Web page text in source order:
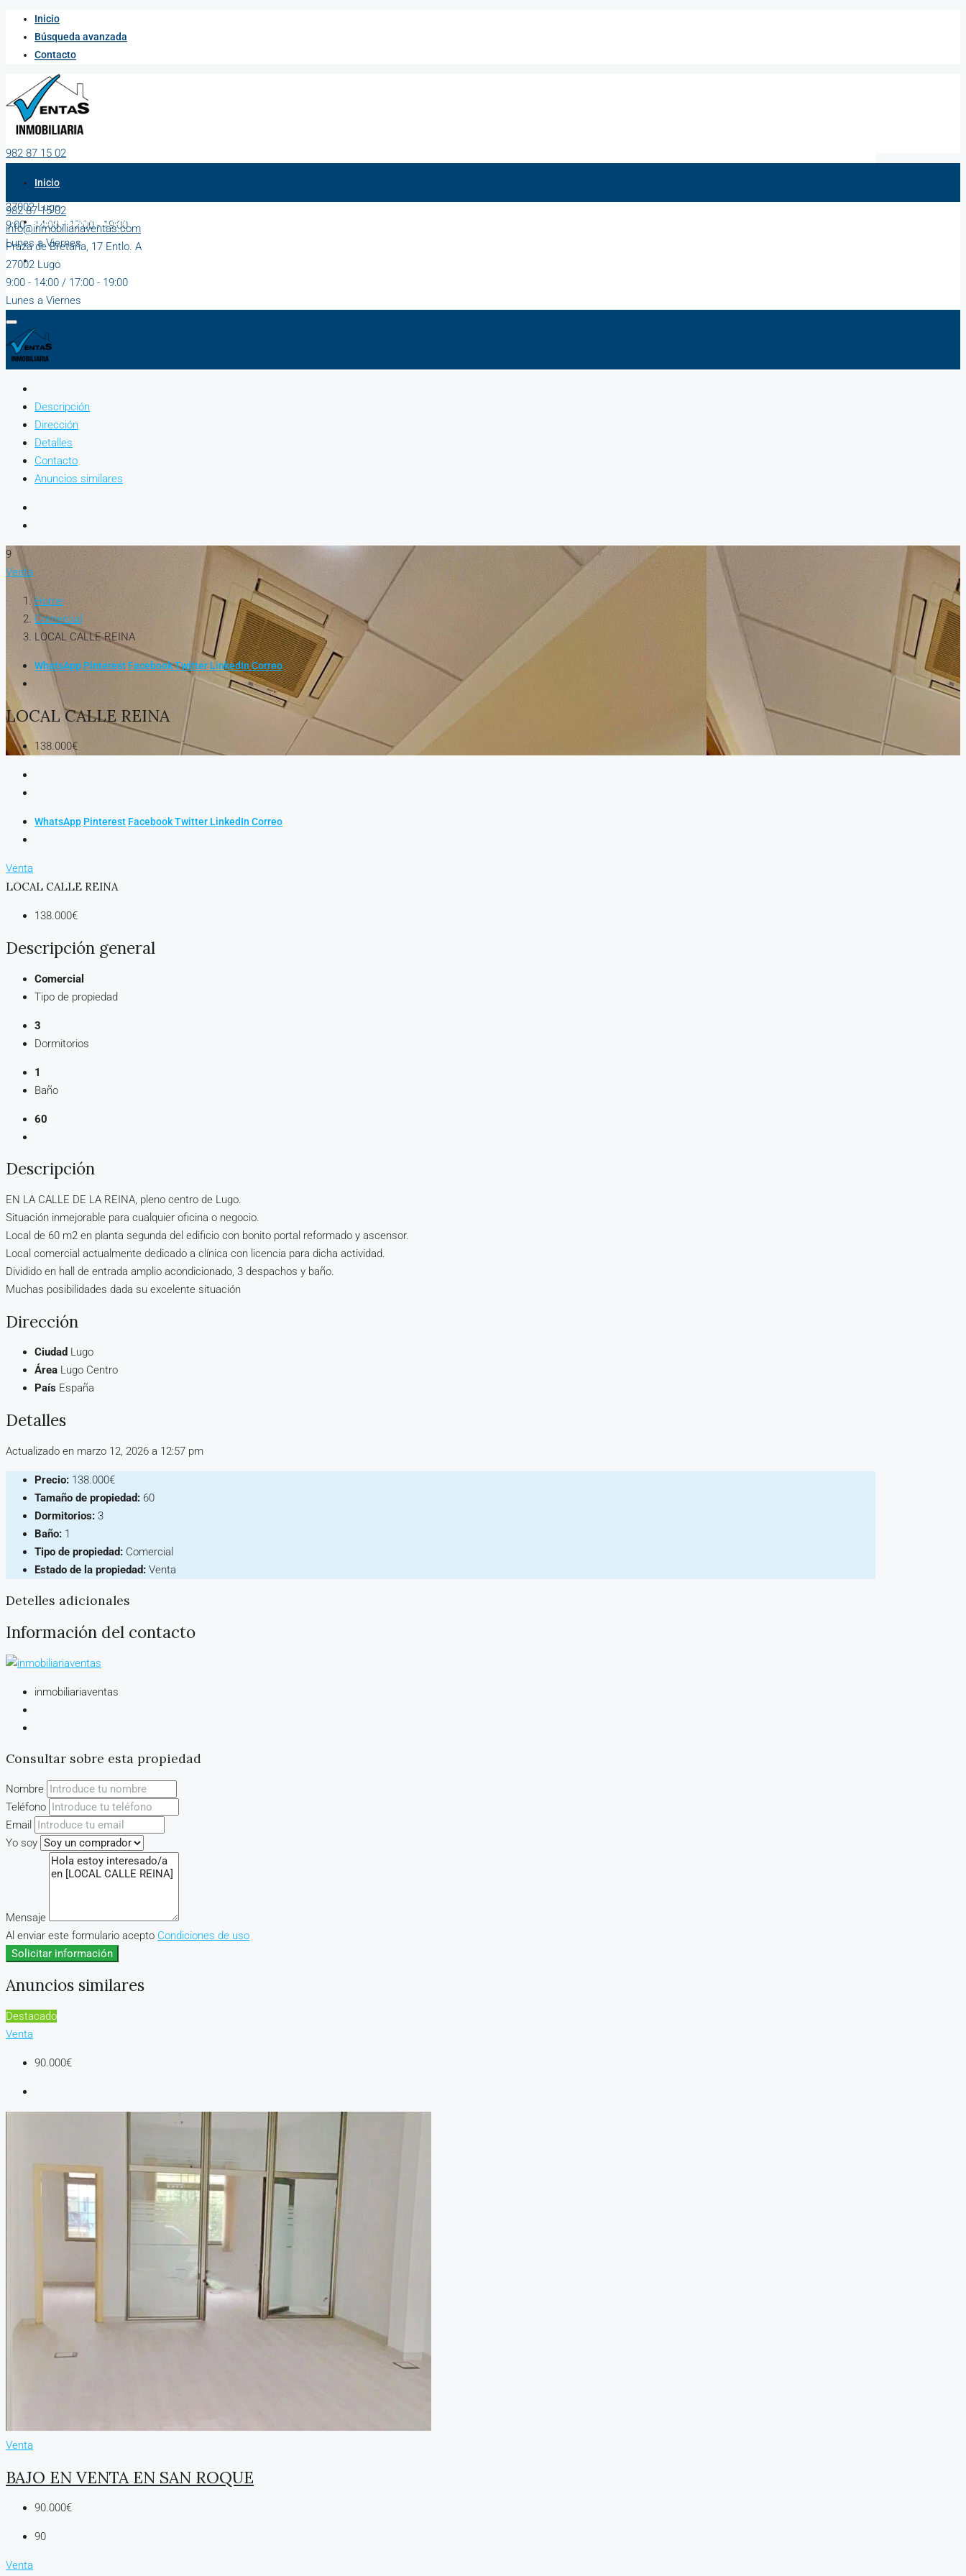
Inicio
Búsqueda avanzada
Contacto
982 87 15 02
Praza de Bretaña, 17 Entlo. A
27002 Lugo
9:00 - 14:00 / 17:00 - 19:00
Lunes a Viernes
Inicio
Búsqueda avanzada
Contacto
982 87 15 02
info@inmobiliariaventas.com
Praza de Bretaña, 17 Entlo. A
27002 Lugo
9:00 - 14:00 / 17:00 - 19:00
Lunes a Viernes
Descripción
Dirección
Detalles
Contacto
Anuncios similares
9
Venta
Home
Comercial
LOCAL CALLE REINA
WhatsApp Pinterest FacebookTwitter LinkedInCorreo
LOCAL CALLE REINA
138.000€
WhatsApp Pinterest FacebookTwitter LinkedIn Correo
Venta
LOCAL CALLE REINA
138.000€
Descripción general
Comercial
Tipo de propiedad
3
Dormitorios
1
Baño
60
Descripción
EN LA CALLE DE LA REINA, pleno centro de Lugo.
Situación inmejorable para cualquier oficina o negocio.
Local de 60 m2 en planta segunda del edificio con bonito portal reformado y ascensor.
Local comercial actualmente dedicado a clínica con licencia para dicha actividad.
Dividido en hall de entrada amplio acondicionado, 3 despachos y baño.
Muchas posibilidades dada su excelente situación
Dirección
Ciudad Lugo
Área Lugo Centro
País España
Detalles
Actualizado en marzo 12, 2026 a 12:57 pm
Precio: 138.000€
Tamaño de propiedad: 60
Dormitorios: 3
Baño: 1
Tipo de propiedad: Comercial
Estado de la propiedad: Venta
Detelles adicionales
Información del contacto
inmobiliariaventas
Consultar sobre esta propiedad
Nombre
Teléfono
Email
Yo soy
Mensaje
Al enviar este formulario acepto Condiciones de uso
Solicitar información
Anuncios similares
Destacado
Venta
90.000€
Venta
BAJO EN VENTA EN SAN ROQUE
90.000€
90
Venta